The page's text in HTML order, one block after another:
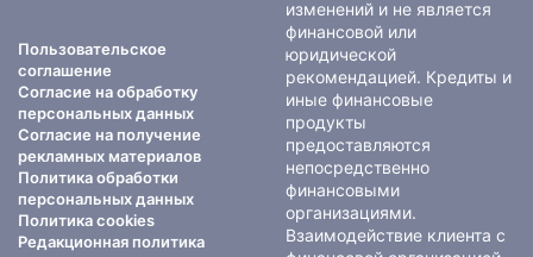
Пользовательское
соглашение
Согласие на обработку
персональных данных
Согласие на получение
рекламных материалов
Политика обработки
персональных данных
Политика cookies
Редакционная политика
изменений и не является
финансовой или
юридической
рекомендацией. Кредиты и
иные финансовые
продукты
предоставляются
непосредственно
финансовыми
организациями.
Взаимодействие клиента с